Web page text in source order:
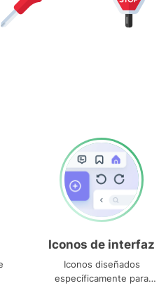
Iconos de interfaz
Iconos diseñados
específicamente para